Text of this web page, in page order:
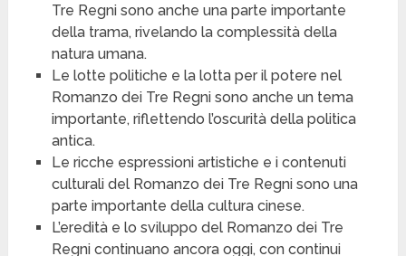
Tre Regni sono anche una parte importante
della trama, rivelando la complessità della
natura umana.
Le lotte politiche e la lotta per il potere nel
Romanzo dei Tre Regni sono anche un tema
importante, riflettendo l’oscurità della politica
antica.
Le ricche espressioni artistiche e i contenuti
culturali del Romanzo dei Tre Regni sono una
parte importante della cultura cinese.
L’eredità e lo sviluppo del Romanzo dei Tre
Regni continuano ancora oggi, con continui